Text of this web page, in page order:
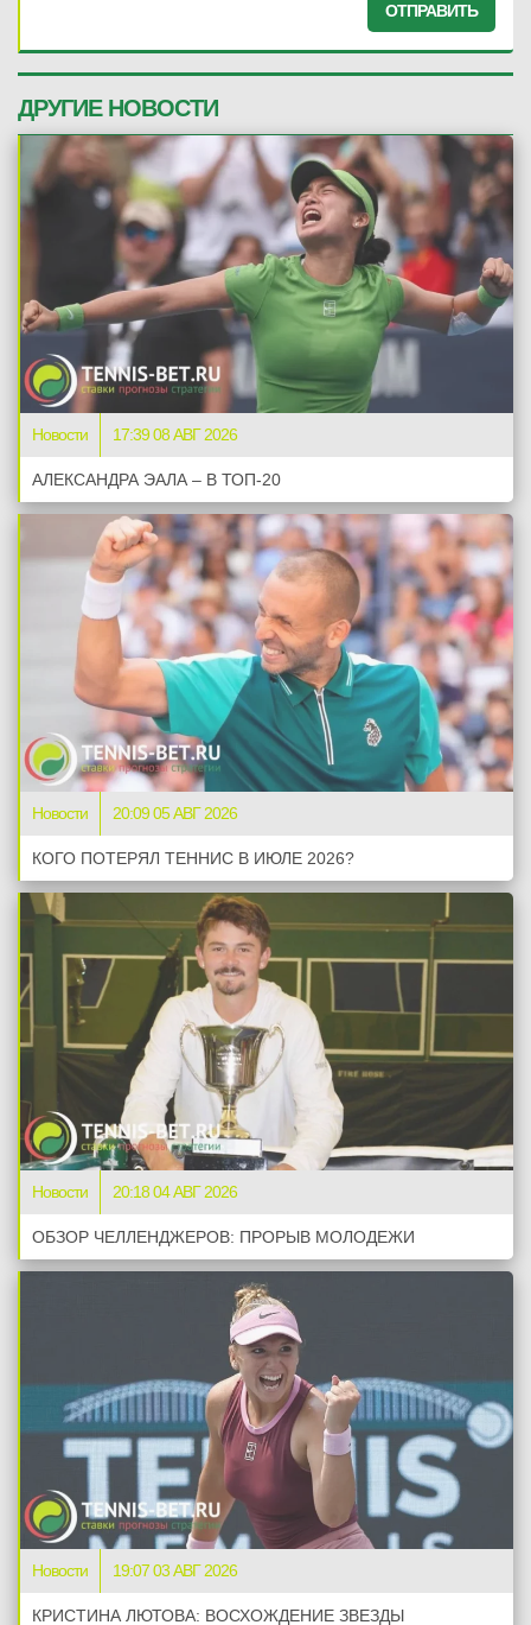
ОТПРАВИТЬ
ДРУГИЕ НОВОСТИ
Новости 17:39 08 АВГ 2026
АЛЕКСАНДРА ЭАЛА – В ТОП-20
Новости 20:09 05 АВГ 2026
КОГО ПОТЕРЯЛ ТЕННИС В ИЮЛЕ 2026?
Новости 20:18 04 АВГ 2026
ОБЗОР ЧЕЛЛЕНДЖЕРОВ: ПРОРЫВ МОЛОДЕЖИ
Новости 19:07 03 АВГ 2026
КРИСТИНА ЛЮТОВА: ВОСХОЖДЕНИЕ ЗВЕЗДЫ